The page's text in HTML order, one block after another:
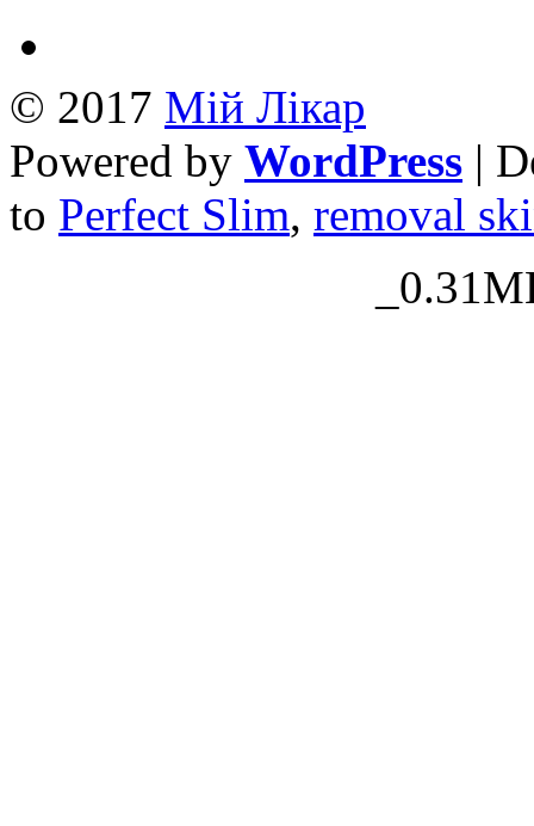
© 2017 Mій Лікар
Powered by WordPress |
to Perfect Slim, removal